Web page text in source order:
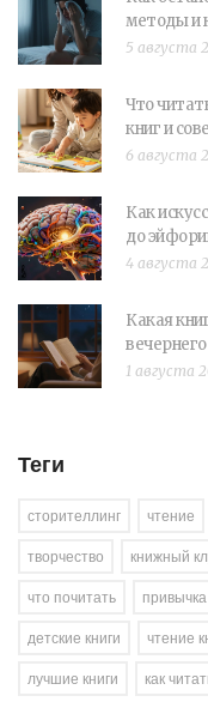
методы и
5 августа
Что
книг и
6 августа
Как
до
4 августа
Какая
1 августа
Теги
сторителлинг чтение
творчество
книжный
что почитать
детские книги
чтение
лучшие книги
как